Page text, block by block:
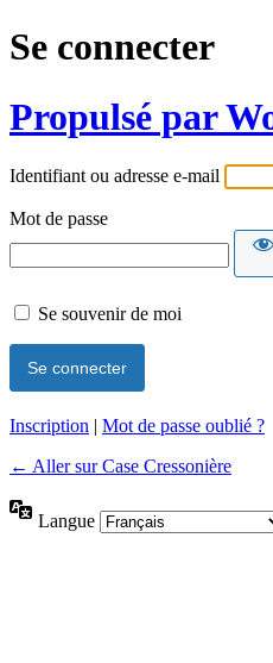
Se connecter
Propulsé par
Identifiant ou adresse e-mail
Mot de passe
Se souvenir de moi
Inscription | Mot de passe oublié ?
← Aller sur Case Cressonière
Langue